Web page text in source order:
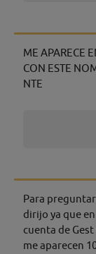
ME APARECE
CON ESTE
NTE
Para
dirijo ya que
cuenta de
me aparecen